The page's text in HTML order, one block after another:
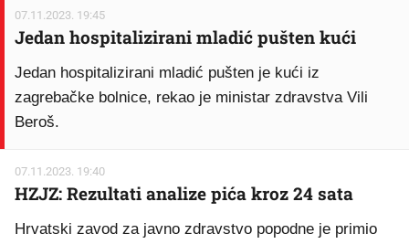
07.11.2023. 19:45
Jedan hospitalizirani mladić pušten kući
Jedan hospitalizirani mladić pušten je kući iz
zagrebačke bolnice, rekao je ministar zdravstva Vili
Beroš.
07.11.2023. 19:40
HZJZ: Rezultati analize pića kroz 24 sata
Hrvatski zavod za javno zdravstvo popodne je primio